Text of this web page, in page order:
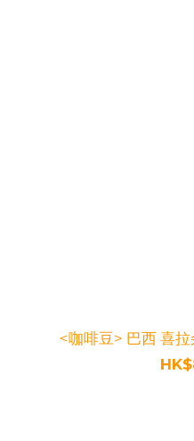
<咖啡豆> 巴西 喜